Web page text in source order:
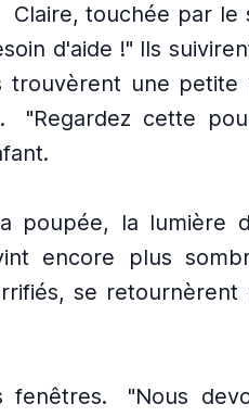
Claire, touchée par le
d'aide !" Ils
trouvèrent une petite
"Regardez cette
poupée, la lumière
encore plus
se retournèrent
fenêtres.
"Nous